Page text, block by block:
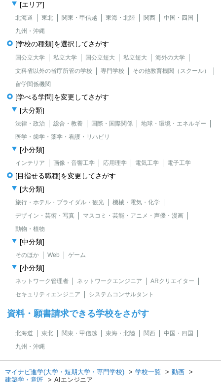
[エリア]
北海道 東北 関東・甲信越 東海・北陸 関西
中国・四国
九州・沖縄
[学校の種類]を選択してさがす
国公立大学 私立大学 国公立短大 私立短大
海外の大学
文科省以外の省庁所管の学校
専門学校
その他教育機関（スクール）
留学関係機関
[学べる学問]を変更してさがす
[大分類]
法律・政治 総合・教養 国際・国際関係
地球・環境・エネルギー
医学・歯学・薬学・看護・リハビリ
[小分類]
インテリア 画像・音響工学 応用理学 電気工学 電子工学
[目指せる職種]を変更してさがす
[大分類]
旅行・ホテル・ブライダル・観光
機械・電気・化学
デザイン・芸術・写真
マスコミ・芸能・アニメ・声優・漫画
動物・植物
[中分類]
そのほか Web ゲーム
[小分類]
ネットワーク管理者 ネットワークエンジニア
ARクリエイター
セキュリティエンジニア
システムコンサルタント
資料・願書請求できる学校をさがす
北海道 東北 関東・甲信越 東海・北陸 関西
中国・四国
九州・沖縄
マイナビ進学(大学・短期大学・専門学校) 学校一覧
動画
建築学・意匠
AIエンジニア